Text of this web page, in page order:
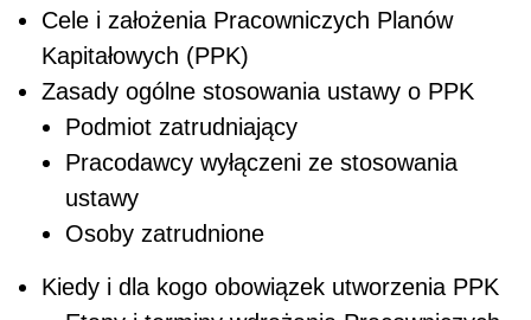
Cele i założenia Pracowniczych Planów
Kapitałowych (PPK)
Zasady ogólne stosowania ustawy o PPK
Podmiot zatrudniający
Pracodawcy wyłączeni ze stosowania
ustawy
Osoby zatrudnione
Kiedy i dla kogo obowiązek utworzenia PPK